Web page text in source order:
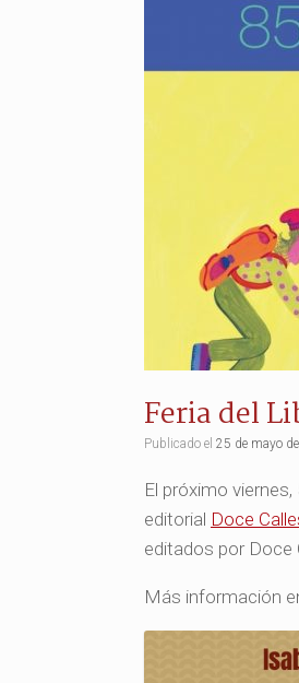
Feria del
Publicado el 25 de mayo
El próximo viernes,
editorial Doce
editados por Doce
Más información